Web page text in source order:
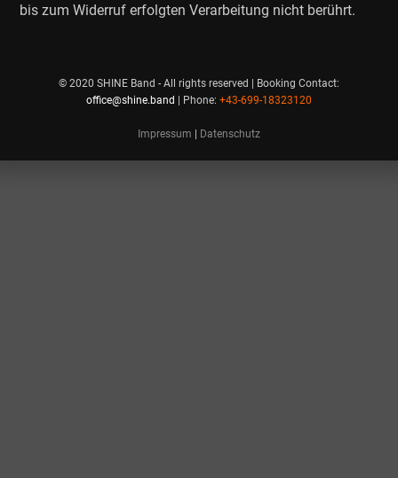
bis zum Widerruf erfolgten Verarbeitung nicht berührt.
© 2020 SHINE Band - All rights reserved | Booking Contact:
office@shine.band
| Phone: +43-699-18323120
Impressum Datenschutz